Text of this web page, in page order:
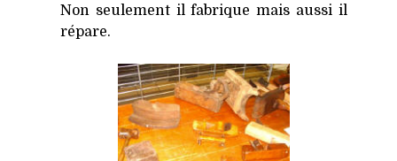
Non seulement il fabrique mais aussi il
répare.